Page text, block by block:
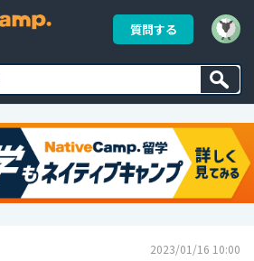
質問する
2023/01/16 10:00